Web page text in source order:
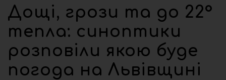
Дощі, грози та до 22°
тепла: синоптики
розповіли якою буде
погода на Львівщині